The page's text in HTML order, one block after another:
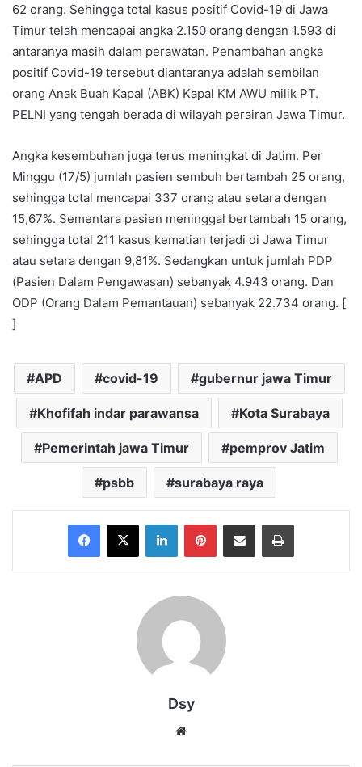
62 orang. Sehingga total kasus positif Covid-19 di Jawa
Timur telah mencapai angka 2.150 orang dengan 1.593 di
antaranya masih dalam perawatan. Penambahan angka
positif Covid-19 tersebut diantaranya adalah sembilan
orang Anak Buah Kapal (ABK) Kapal KM AWU milik PT.
PELNI yang tengah berada di wilayah perairan Jawa Timur.
Angka kesembuhan juga terus meningkat di Jatim. Per
Minggu (17/5) jumlah pasien sembuh bertambah 25 orang,
sehingga total mencapai 337 orang atau setara dengan
15,67%. Sementara pasien meninggal bertambah 15 orang,
sehingga total 211 kasus kematian terjadi di Jawa Timur
atau setara dengan 9,81%. Sedangkan untuk jumlah PDP
(Pasien Dalam Pengawasan) sebanyak 4.943 orang. Dan
ODP (Orang Dalam Pemantauan) sebanyak 22.734 orang. [
]
APD covid-19 gubernur jawa Timur
Khofifah indar parawansa Kota Surabaya
Pemerintah jawa Timur pemprov Jatim
psbb surabaya raya
Facebook
X LinkedInPinterestShare via Email Print
Dsy